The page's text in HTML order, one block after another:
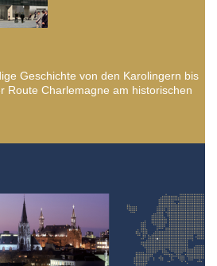
Geschichte von den Karolingern bis
Route Charlemagne am historischen